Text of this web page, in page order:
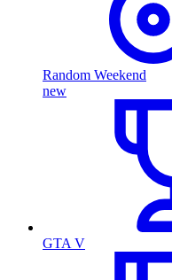
Random Weekend
new
GTA V